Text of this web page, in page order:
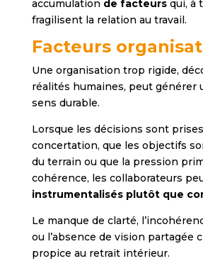
accumulation de facteursqui, à
fragilisent la relation au travail.
Facteurs
Une organisation trop rigide,
réalités humaines, peut générer
sens durable.
Lorsque les décisions sont
concertation, que les objectifs
du terrain ou que la pression
cohérence, les collaborateurs
instrumentalisés plutôt que
Le manque de clarté,
ou l’absence de vision partagée
propice au retrait intérieur.